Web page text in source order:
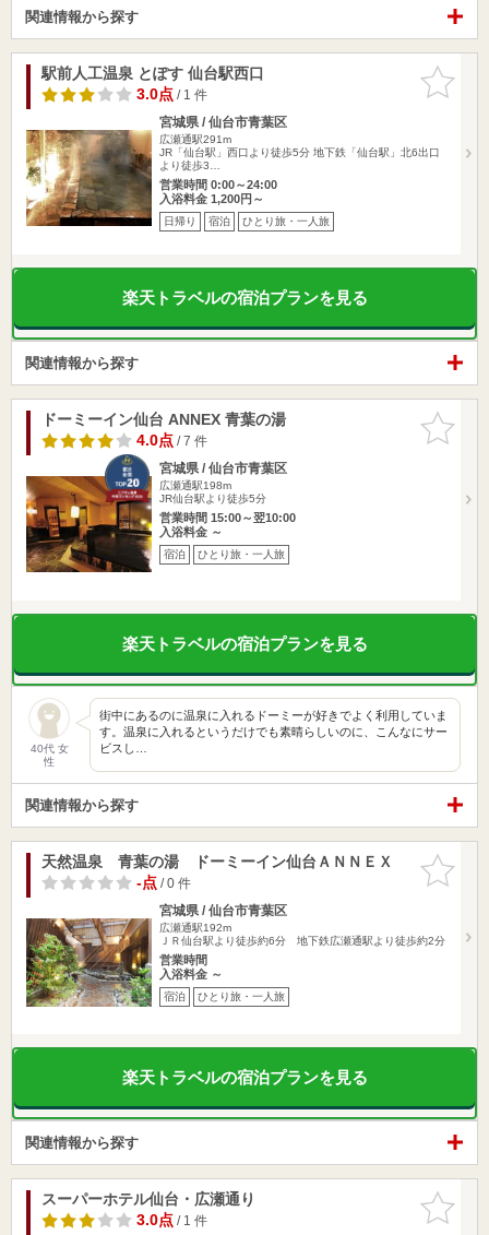
関連情報から探す
お気に入
りに追加
駅前人工温泉 とぽす 仙台駅西口
3.0点/ 1 件
宮城県 / 仙台市青葉区
広瀬通駅291m
JR「仙台駅」西口より徒歩5分 地下鉄「仙台駅」北6出口
より徒歩3…
営業時間 0:00～24:00
入浴料金 1,200円～
日帰り 宿泊 ひとり旅・一人旅
楽天トラベルの宿泊プランを見る
関連情報から探す
お気に入
りに追加
ドーミーイン仙台 ANNEX 青葉の湯
4.0点/ 7 件
宮城県 / 仙台市青葉区
広瀬通駅198m
JR仙台駅より徒歩5分
営業時間 15:00～翌10:00
入浴料金 ～
宿泊 ひとり旅・一人旅
楽天トラベルの宿泊プランを見る
40代 女
性
街中にあるのに温泉に入れるドーミーが好きでよく利用していま
す。温泉に入れるというだけでも素晴らしいのに、こんなにサー
ビスし…
関連情報から探す
お気に入
りに追加
天然温泉 青葉の湯 ドーミーイン仙台ＡＮＮＥＸ
-点/ 0 件
宮城県 / 仙台市青葉区
広瀬通駅192m
ＪＲ仙台駅より徒歩約6分 地下鉄広瀬通駅より徒歩約2分
営業時間
入浴料金 ～
宿泊 ひとり旅・一人旅
楽天トラベルの宿泊プランを見る
関連情報から探す
お気に入
りに追加
スーパーホテル仙台・広瀬通り
3.0点/ 1 件